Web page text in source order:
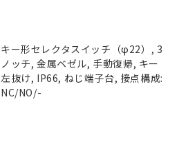
キー形セレクタスイッチ（φ22）, 3
ノッチ, 金属ベゼル, 手動復帰, キー
左抜け, IP66, ねじ端子台, 接点構成:
NC/NO/-